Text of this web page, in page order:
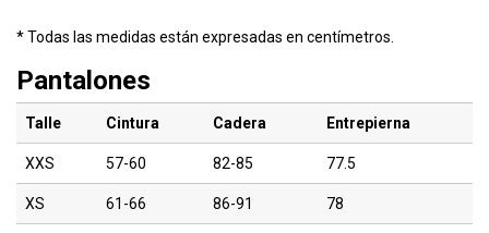
* Todas las medidas están expresadas en centímetros.
Pantalones
Talle Cintura Cadera Entrepierna
XXS 57-60 82-85 77.5
XS 61-66 86-91 78